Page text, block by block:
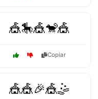
🎪🎠🎪🐒🎪
Copiar
🎪🎪🎉🎪🤹